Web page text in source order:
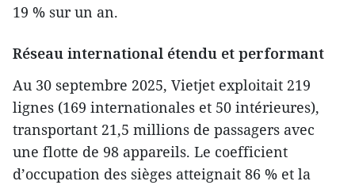
19 % sur un an.
Réseau international étendu et performant
Au 30 septembre 2025, Vietjet exploitait 219
lignes (169 internationales et 50 intérieures),
transportant 21,5 millions de passagers avec
une flotte de 98 appareils. Le coefficient
d’occupation des sièges atteignait 86 % et la